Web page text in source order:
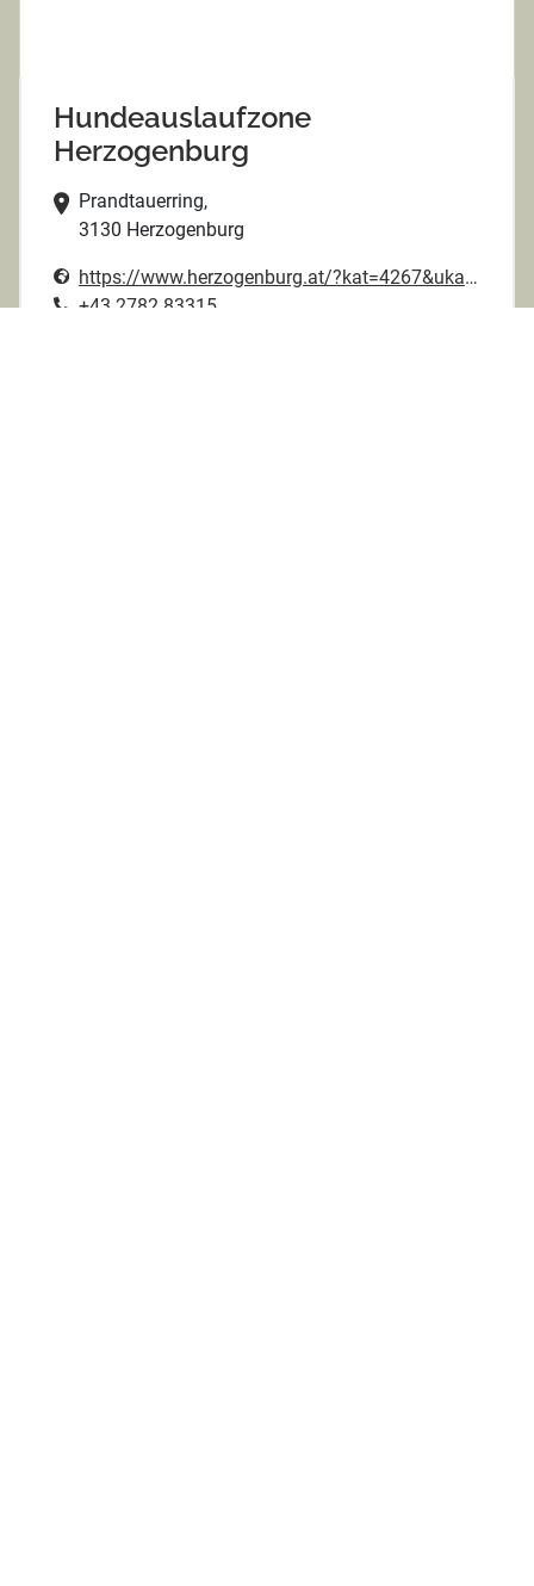
Hundeauslaufzone
Herzogenburg
Prandtauerring,
3130 Herzogenburg
https://www.herzogenburg.at/?kat=4267&ukat=4260
+43 2782 83315